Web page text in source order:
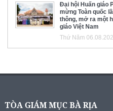
Đại hội Huấn giáo
mừng Toàn quốc
thông, mở ra một
giáo Việt Nam
Thứ Năm
TÒA GIÁM MỤC BÀ RỊA